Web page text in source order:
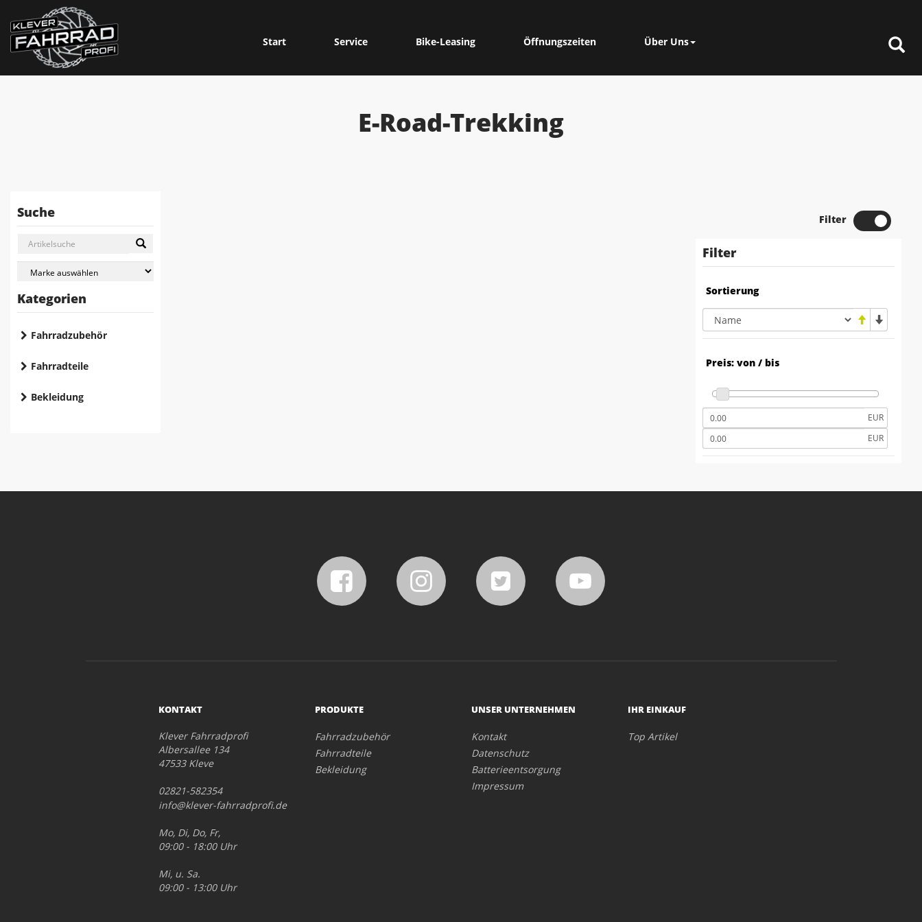
Start Service Bike-Leasing Öffnungszeiten Über Uns
E-Road-Trekking
Suche
Kategorien
Fahrradzubehör
Fahrradteile
Bekleidung
Filter
Filter
Sortierung
Preis: von / bis
EUR
EUR
KONTAKT
Klever Fahrradprofi
Albersallee 134
47533 Kleve
02821-582354
info@klever-fahrradprofi.de
Mo, Di, Do, Fr,
09:00 - 18:00 Uhr
Mi, u. Sa.
09:00 - 13:00 Uhr
PRODUKTE
Fahrradzubehör
Fahrradteile
Bekleidung
UNSER UNTERNEHMEN
Kontakt
Datenschutz
Batterieentsorgung
Impressum
IHR EINKAUF
Top Artikel